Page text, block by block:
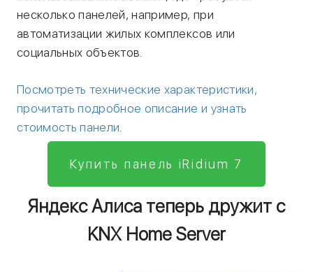
несколько панелей, например, при
автоматизации жилых комплексов или
социальных объектов.
Посмотреть технические характеристики,
прочитать подробное описание и узнать
стоимость панели
Купить панель iRidium 7
Яндекс Алиса теперь дружит с
KNX Home Server